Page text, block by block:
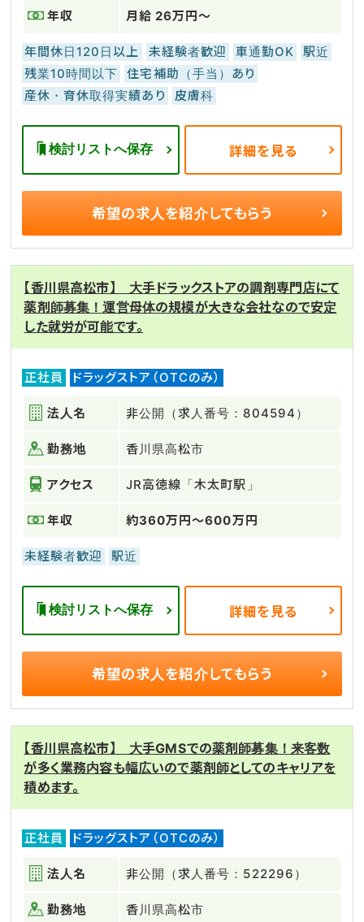
年収 月給 26万円～
年間休日120日以上 未経験者歓迎 車通勤OK
駅近
残業10時間以下
住宅補助（手当）あり
産休・育休取得実績あり
皮膚科
検討リストへ保存 詳細を見る
希望の求人を紹介してもらう
【香川県高松市】 大手ドラックストアの調剤専門店にて
薬剤師募集！運営母体の規模が大きな会社なので安定
した就労が可能です。
正社員 ドラッグストア（OTCのみ）
法人名 非公開（求人番号：804594）
勤務地 香川県高松市
アクセス JR高徳線「木太町駅」
年収 約360万円～600万円
未経験者歓迎 駅近
検討リストへ保存 詳細を見る
希望の求人を紹介してもらう
【香川県高松市】 大手GMSでの薬剤師募集！来客数
が多く業務内容も幅広いので薬剤師としてのキャリアを
積めます。
正社員 ドラッグストア（OTCのみ）
法人名 非公開（求人番号：522296）
勤務地 香川県高松市